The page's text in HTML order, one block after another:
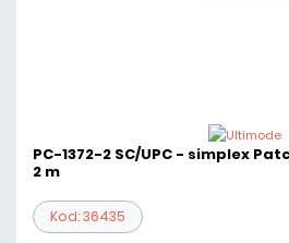
PC-1372-2 SC/UPC - simplex
2 m
Kod: 36435